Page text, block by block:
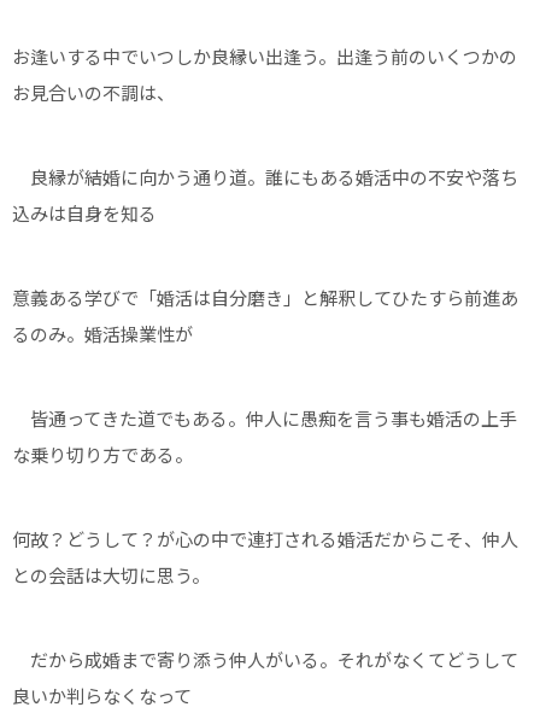
お逢いする中でいつしか良縁い出逢う。出逢う前のいくつかの
お見合いの不調は、
良縁が結婚に向かう通り道。誰にもある婚活中の不安や落ち
込みは自身を知る
意義ある学びで「婚活は自分磨き」と解釈してひたすら前進あ
るのみ。婚活操業性が
皆通ってきた道でもある。仲人に愚痴を言う事も婚活の上手
な乗り切り方である。
何故？どうして？が心の中で連打される婚活だからこそ、仲人
との会話は大切に思う。
だから成婚まで寄り添う仲人がいる。それがなくてどうして
良いか判らなくなって